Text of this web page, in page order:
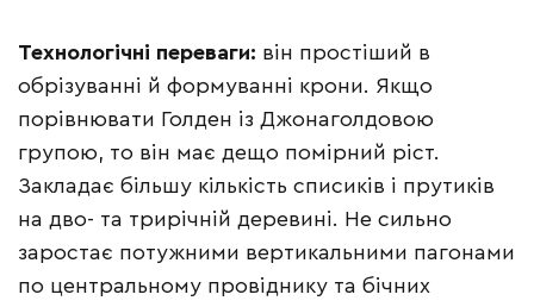
Технологічні переваги: він простіший в
обрізуванні й формуванні крони. Якщо
порівнювати Голден із Джонаголдовою
групою, то він має дещо помірний ріст.
Закладає більшу кількість списиків і прутиків
на дво- та трирічній деревині. Не сильно
заростає потужними вертикальними пагонами
по центральному провіднику та бічних